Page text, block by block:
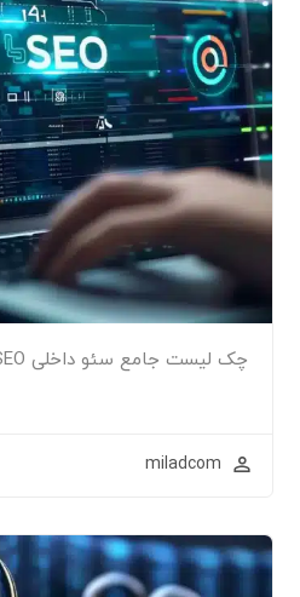
چک لیست جامع سئو داخلی On_PAGE SEO
miladcom